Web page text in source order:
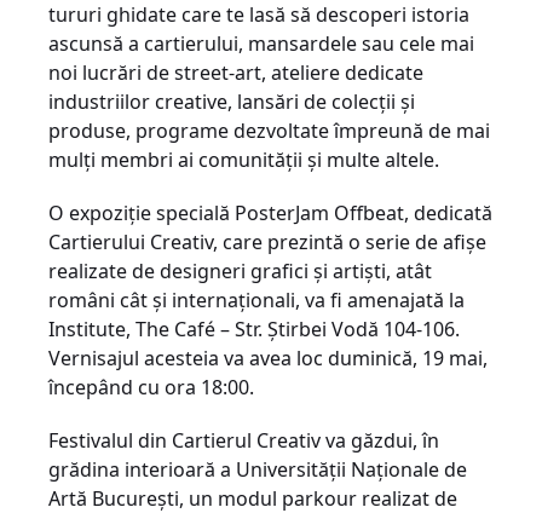
tururi ghidate care te lasă să descoperi istoria
ascunsă a cartierului, mansardele sau cele mai
noi lucrări de street-art, ateliere dedicate
industriilor creative, lansări de colecții și
produse, programe dezvoltate împreună de mai
mulți membri ai comunității și multe altele.
O expoziție specială PosterJam Offbeat, dedicată
Cartierului Creativ, care prezintă o serie de afișe
realizate de designeri grafici și artiști, atât
români cât și internaționali, va fi amenajată la
Institute, The Café – Str. Știrbei Vodă 104-106.
Vernisajul acesteia va avea loc duminică, 19 mai,
începând cu ora 18:00.
Festivalul din Cartierul Creativ va găzdui, în
grădina interioară a Universității Naționale de
Artă București, un modul parkour realizat de